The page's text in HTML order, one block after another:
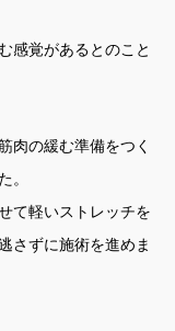
感覚があるとのこと
肉の緩む準備をつく
。
て軽いストレッチを
さずに施術を進めま